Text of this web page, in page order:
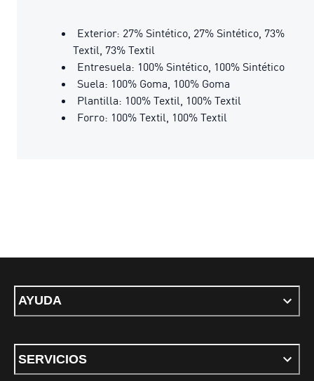
Exterior: 27% Sintético, 27% Sintético, 73%
Textil, 73% Textil
Entresuela: 100% Sintético, 100% Sintético
Suela: 100% Goma, 100% Goma
Plantilla: 100% Textil, 100% Textil
Forro: 100% Textil, 100% Textil
AYUDA
SERVICIOS